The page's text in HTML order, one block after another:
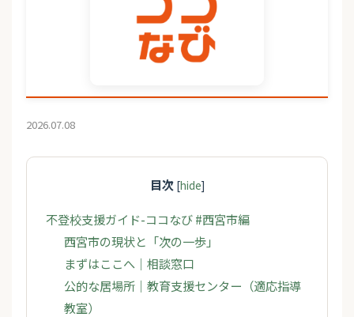
2026.07.08
目次 [hide]
不登校支援ガイド-ココなび #西宮市編
西宮市の現状と「次の一歩」
まずはここへ｜相談窓口
公的な居場所｜教育支援センター（適応指導
教室）